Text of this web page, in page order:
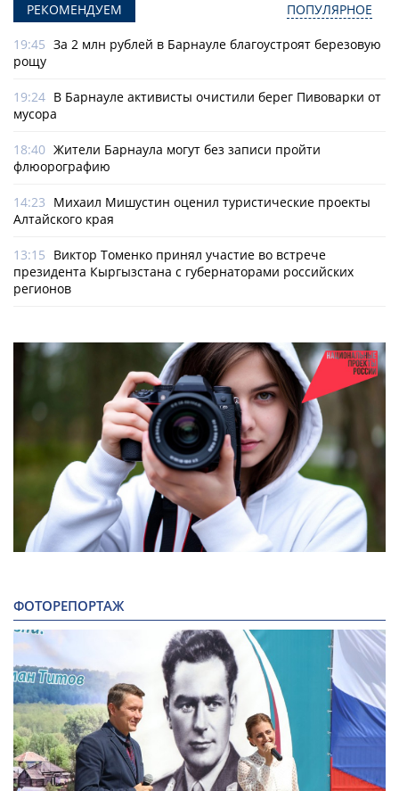
РЕКОМЕНДУЕМ ПОПУЛЯРНОЕ
19:45 За 2 млн рублей в Барнауле благоустроят березовую
рощу
19:24 В Барнауле активисты очистили берег Пивоварки от
мусора
18:40 Жители Барнаула могут без записи пройти
флюорографию
14:23 Михаил Мишустин оценил туристические проекты
Алтайского края
13:15 Виктор Томенко принял участие во встрече
президента Кыргызстана с губернаторами российских
регионов
ФОТОРЕПОРТАЖ